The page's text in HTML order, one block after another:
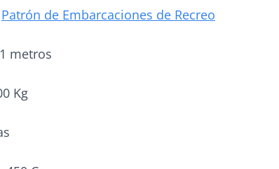
Patrón de Embarcaciones de Recreo
metros
Kg